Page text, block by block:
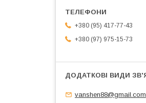
+380 (95) 417-77-43
+380 (97) 975-15-73
vanshen88@gmail.com